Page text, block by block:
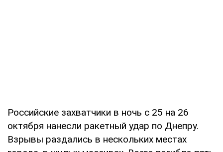
Российские захватчики в ночь с 25 на 26
октября нанесли ракетный удар по Днепру.
Взрывы раздались в нескольких местах